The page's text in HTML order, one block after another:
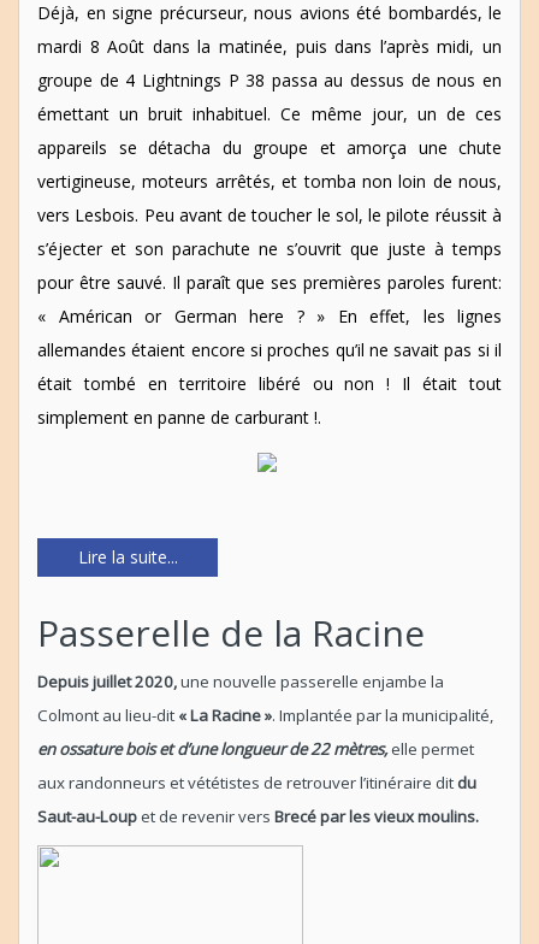
Déjà, en signe précurseur, nous avions été bombardés, le
mardi 8 Août dans la matinée, puis dans l’après midi, un
groupe de 4 Lightnings P 38 passa au dessus de nous en
émettant un bruit inhabituel. Ce même jour, un de ces
appareils se détacha du groupe et amorça une chute
vertigineuse, moteurs arrêtés, et tomba non loin de nous,
vers Lesbois. Peu avant de toucher le sol, le pilote réussit à
s’éjecter et son parachute ne s’ouvrit que juste à temps
pour être sauvé. Il paraît que ses premières paroles furent:
« Américan or German here ? » En effet, les lignes
allemandes étaient encore si proches qu’il ne savait pas si il
était tombé en territoire libéré ou non ! Il était tout
simplement en panne de carburant !.
Lire la suite...
Passerelle de la Racine
Depuis juillet 2020,une nouvelle passerelle enjambe la
Colmont au lieu-dit « La Racine ». Implantée par la municipalité,
en ossature bois et d’une longueur de 22 mètres,elle permet
aux randonneurs et vététistes de retrouver l’itinéraire dit du
Saut-au-Loupet de revenir vers Brecé par les vieux moulins.